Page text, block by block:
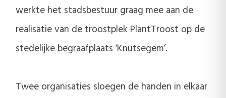
werkte het stadsbestuur graag mee aan de
realisatie van de troostplek PlantTroost op de
stedelijke begraafplaats ‘Knutsegem’.
Twee organisaties sloegen de handen in elkaar